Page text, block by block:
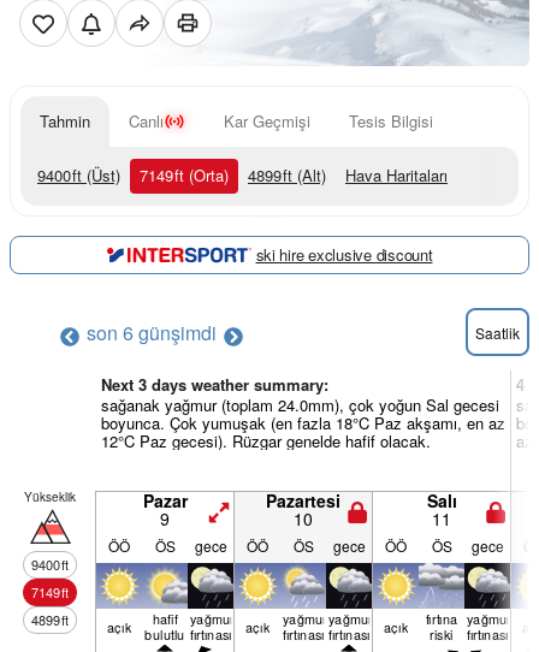
Tahmin Canlı Kar Geçmişi Tesis Bilgisi
9400ft (Üst) 7149ft (Orta) 4899ft (Alt) Hava Haritaları
ski hire exclusive discount
son 6 günşimdi Saatlik
Next 3 days weather summary:
sağanak yağmur (toplam 24.0mm), çok yoğun Sal gecesi
boyunca. Çok yumuşak (en fazla 18°C Paz akşamı, en az
12°C Paz gecesi). Rüzgar genelde hafif olacak.
4
az
Yükseklik
9400ft
7149ft
4899ft
Pazar
9
Pazartesi
10
Salı
11
ÖÖ ÖS gece ÖÖ ÖS gece ÖÖ ÖS gece
açık hafif
bulutlu
yağmur
fırtınası açık yağmur
fırtınası
yağmur
fırtınası açık fırtına
riski
yağmur
fırtınası